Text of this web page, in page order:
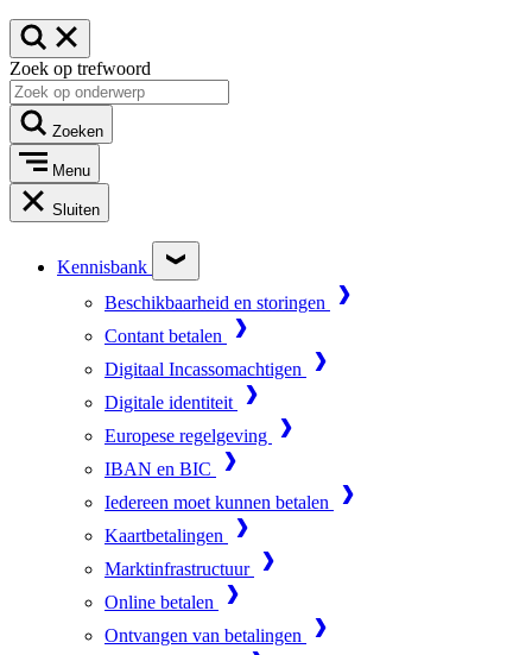
Zoek op trefwoord
Zoeken
Menu
Sluiten
Kennisbank
Beschikbaarheid en storingen
Contant betalen
Digitaal Incassomachtigen
Digitale identiteit
Europese regelgeving
IBAN en BIC
Iedereen moet kunnen betalen
Kaartbetalingen
Marktinfrastructuur
Online betalen
Ontvangen van betalingen